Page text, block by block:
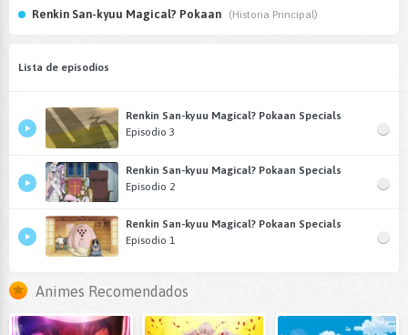
Renkin San-kyuu Magical? Pokaan (Historia Principal)
Lista de episodios
Renkin San-kyuu Magical? Pokaan Specials
Episodio 3
Renkin San-kyuu Magical? Pokaan Specials
Episodio 2
Renkin San-kyuu Magical? Pokaan Specials
Episodio 1
Animes Recomendados